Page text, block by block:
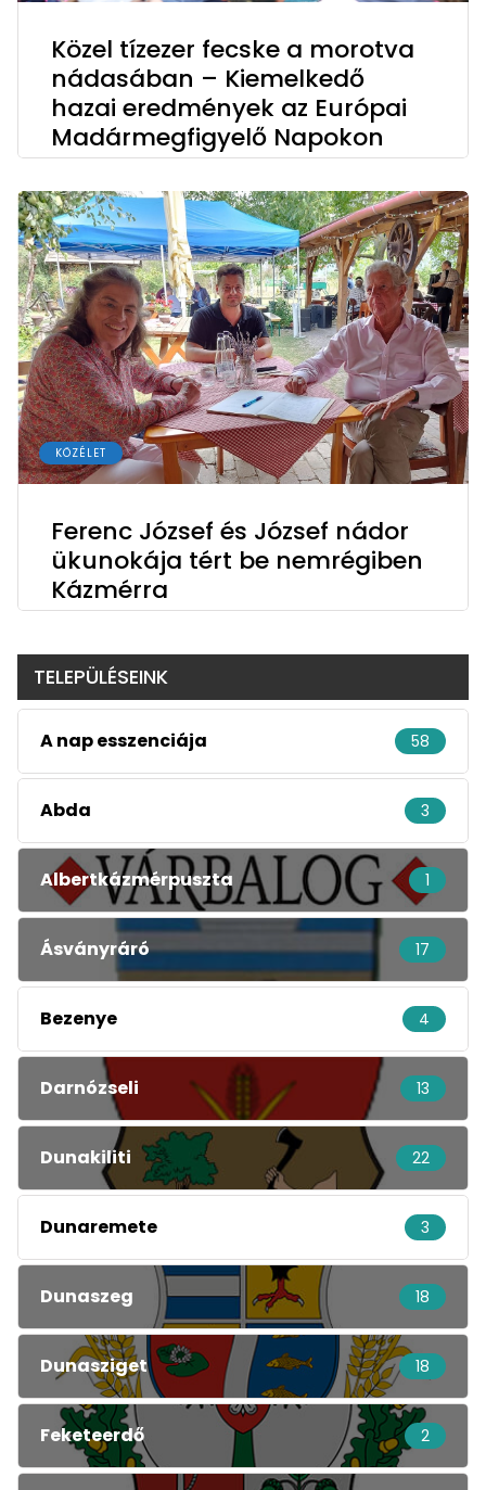
Közel tízezer fecske a morotva
nádasában – Kiemelkedő
hazai eredmények az Európai
Madármegfigyelő Napokon
KÖZÉLET
Ferenc József és József nádor
ükunokája tért be nemrégiben
Kázmérra
TELEPÜLÉSEINK
A nap esszenciája 58
Abda 3
Albertkázmérpuszta 1
Ásványráró 17
Bezenye 4
Darnózseli 13
Dunakiliti 22
Dunaremete 3
Dunaszeg 18
Dunasziget 18
Feketeerdő 2